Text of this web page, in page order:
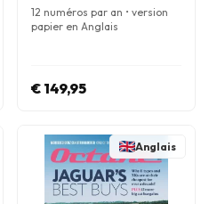
12 numéros par an • version
papier en Anglais
€ 149,95
Anglais